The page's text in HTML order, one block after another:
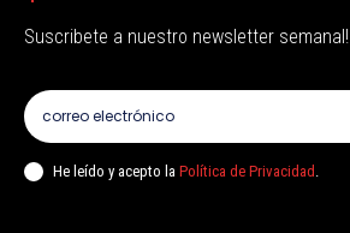
Suscribete a nuestro newsletter semanal!
He leído y acepto la Política de Privacidad